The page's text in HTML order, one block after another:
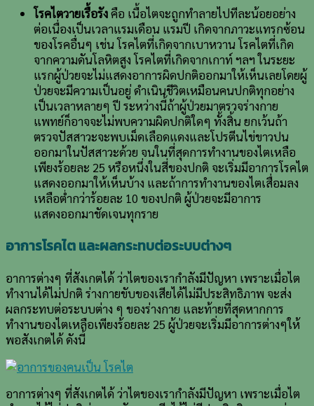
โรคไตวายเรื้อรังคือ เนื้อไตจะถูกทำลายไปทีละน้อยอย่าง
ต่อเนื่องเป็นเวลาแรมเดือน แรมปี เกิดจากภาวะแทรกซ้อน
ของโรคอื่นๆ เช่น โรคไตที่เกิดจากเบาหวาน โรคไตที่เกิด
จากความดันโลหิตสูง โรคไตที่เกิดจากเกาท์ ฯลฯ ในระยะ
แรกผู้ป่วยจะไม่แสดงอาการผิดปกติออกมาให้เห็นเลยโดยผู้
ป่วยจะมีความเป็นอยู่ ดำเนินชีวิตเหมือนคนปกติทุกอย่าง
เป็นเวลาหลายๆ ปี ระหว่างนี้ถ้าผู้ป่วยมาตรวจร่างกาย
แพทย์ก็อาจจะไม่พบความผิดปกติใดๆ ทั้งสิ้น ยกเว้นถ้า
ตรวจปัสสาวะจะพบเม็ดเลือดแดงและโปรตีนไข่ขาวปน
ออกมาในปัสสาวะด้วย จนในที่สุดการทำงานของไตเหลือ
เพียงร้อยละ 25 หรือหนึ่งในสี่ของปกติ จะเริ่มมีอาการโรคไต
แสดงออกมาให้เห็นบ้าง และถ้าการทำงานของไตเสื่อมลง
เหลือต่ำกว่าร้อยละ 10 ของปกติ ผู้ป่วยจะมีอาการ
แสดงออกมาชัดเจนทุกราย
อาการโรคไต และผลกระทบต่อระบบต่างๆ
อาการต่างๆ ที่สังเกตได้ ว่าไตของเรากำลังมีปัญหา เพราะเมื่อไต
ทำงานได้ไม่ปกติ ร่างกายขับของเสียได้ไม่มีประสิทธิภาพ จะส่ง
ผลกระทบต่อระบบต่าง ๆ ของร่างกาย และท้ายที่สุดหากการ
ทำงานของไตเหลือเพียงร้อยละ 25 ผู้ป่วยจะเริ่มมีอาการต่างๆให้
พอสังเกตได้ ดังนี้
อาการต่างๆ ที่สังเกตได้ ว่าไตของเรากำลังมีปัญหา เพราะเมื่อไต